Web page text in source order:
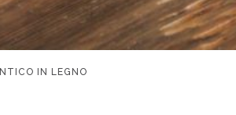
IN LEGNO